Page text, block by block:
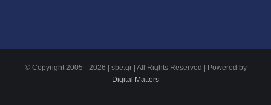
© Copyright 2005 - 2026 | sbe.gr | All Rights Reserved | Powered by
Digital Matters